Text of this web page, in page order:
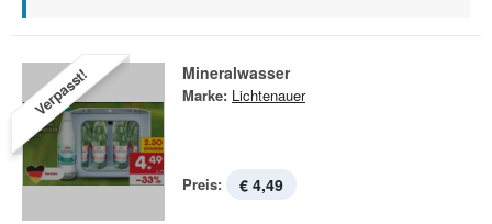
Verpasst! Mineralwasser
Marke: Lichtenauer
Preis: € 4,49